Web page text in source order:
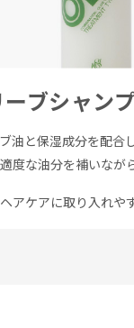
ーブシャン
油と保湿成分を配合
度な油分を補いなが
アケアに取り入れや